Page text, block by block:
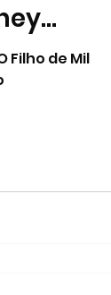
Filho de Mil